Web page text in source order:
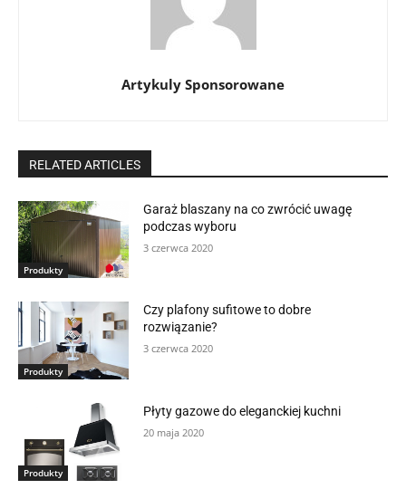
Artykuly Sponsorowane
RELATED ARTICLES
Produkty
Garaż blaszany na co zwrócić uwagę
podczas wyboru
3 czerwca 2020
Produkty
Czy plafony sufitowe to dobre
rozwiązanie?
3 czerwca 2020
Produkty
Płyty gazowe do eleganckiej kuchni
20 maja 2020